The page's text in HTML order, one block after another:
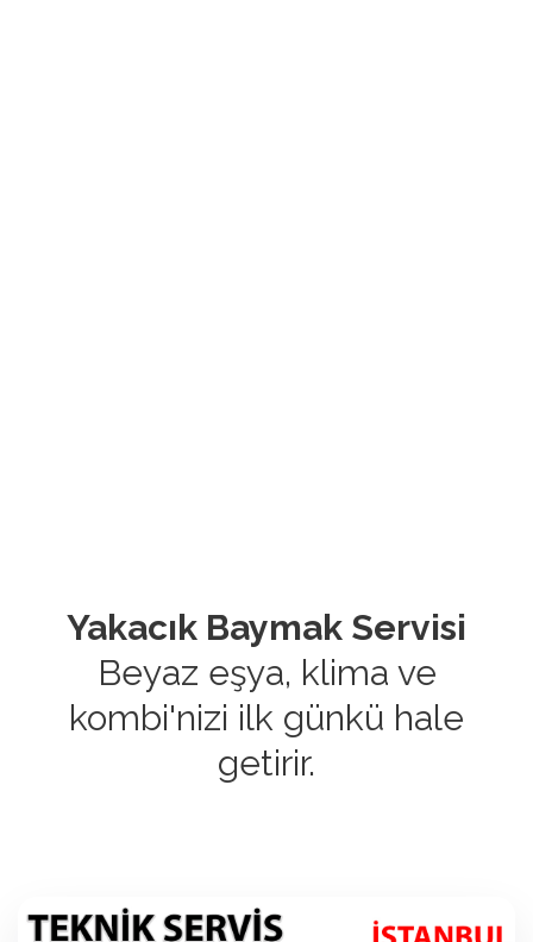
Yakacık Baymak Servisi
Beyaz eşya, klima ve
kombi'nizi ilk günkü hale
getirir.